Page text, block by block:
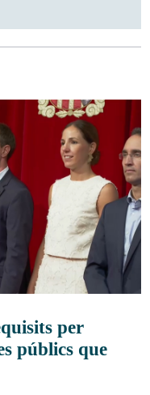
per
públics que